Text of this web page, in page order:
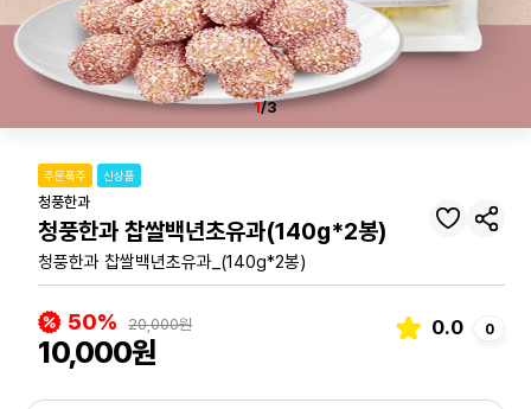
1/3
주문폭주 신상품
청풍한과
청풍한과 찹쌀백년초유과(140g*2봉)
청풍한과 찹쌀백년초유과_(140g*2봉)
50% 20,000원
10,000원
0.0 0